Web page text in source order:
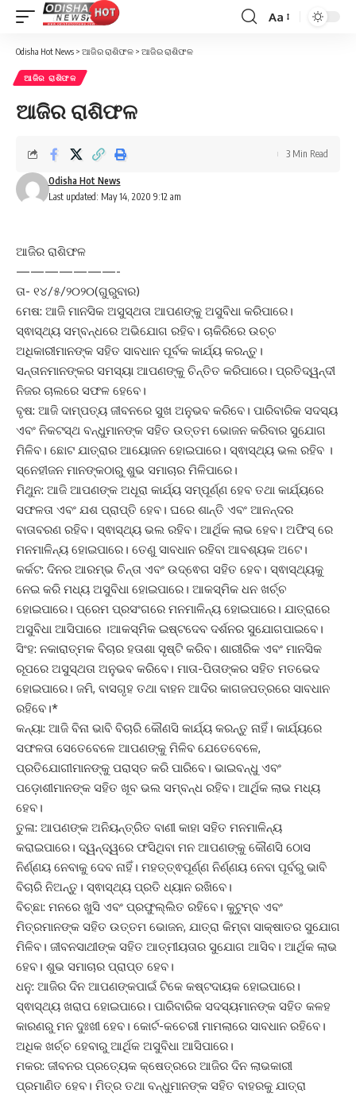
Font
Aa
Odisha Hot News > ଆଜିର ରାଶିଫଳ > ଆଜିର ରାଶିଫଳ
ଆଜିର ରାଶିଫଳ
ଆଜିର ରାଶିଫଳ
Last updated: May 14, 2020 9:12 am
Odisha Hot News
3 Min Read
ଆଜିର ରାଶିଫଳ
———————-
ତା- ୧୪/୫/୨୦୨୦(ଗୁରୁବାର)
ମେଷ: ଆଜି ମାନସିକ ଅସୁସ୍ଥତା ଆପଣଙ୍କୁ ଅସୁବିଧା କରିପାରେ।
ସ୍ଵାସ୍ଥ୍ୟ ସମ୍ବନ୍ଧରେ ଅଭିଯୋଗ ରହିବ। ଚାକିରିରେ ଉଚ୍ଚ
ଅଧିକାରୀମାନଙ୍କ ସହିତ ସାବଧାନ ପୂର୍ବକ କାର୍ଯ୍ୟ କରନ୍ତୁ।
ସନ୍ତାନମାନଙ୍କର ସମସ୍ୟା ଆପଣଙ୍କୁ ଚିନ୍ତିତ କରିପାରେ। ପ୍ରତିଦ୍ୱନ୍ଦୀ
ନିଜର ଚାଲରେ ସଫଳ ହେବେ।
ବୃଷ: ଆଜି ଦାମ୍ପତ୍ୟ ଜୀବନରେ ସୁଖ ଅନୁଭବ କରିବେ। ପାରିବାରିକ ସଦସ୍ୟ
ଏବଂ ନିକଟସ୍ଥ ବନ୍ଧୁମାନଙ୍କ ସହିତ ଉତ୍ତମ ଭୋଜନ କରିବାର ସୁଯୋଗ
ମିଳିବ। ଛୋଟ ଯାତ୍ରାର ଆୟୋଜନ ହୋଇପାରେ। ସ୍ଵାସ୍ଥ୍ୟ ଭଲ ରହିବ ।
ସ୍ନେହୀଜନ ମାନଙ୍କଠାରୁ ଶୁଭ ସମାଚାର ମିଳିପାରେ।
ମିଥୁନ: ଆଜି ଆପଣଙ୍କ ଅଧୂରା କାର୍ଯ୍ୟ ସମ୍ପୂର୍ଣ୍ଣ ହେବ ତଥା କାର୍ଯ୍ୟରେ
ସଫଳତା ଏବଂ ଯଶ ପ୍ରାପ୍ତି ହେବ। ଘରେ ଶାନ୍ତି ଏବଂ ଆନନ୍ଦର
ବାତାବରଣ ରହିବ। ସ୍ଵାସ୍ଥ୍ୟ ଭଲ ରହିବ। ଆର୍ଥିକ ଲାଭ ହେବ। ଅଫିସ୍ ରେ
ମନମାଳିନ୍ୟ ହୋଇପାରେ। ତେଣୁ ସାବଧାନ ରହିବା ଆବଶ୍ୟକ ଅଟେ।
କର୍କଟ: ଦିନର ଆରମ୍ଭ ଚିନ୍ତା ଏବଂ ଉଦ୍ଵେଗ ସହିତ ହେବ। ସ୍ଵାସ୍ଥ୍ୟକୁ
ନେଇ କରି ମଧ୍ୟ ଅସୁବିଧା ହୋଇପାରେ। ଆକସ୍ମିକ ଧନ ଖର୍ଚ୍ଚ
ହୋଇପାରେ। ପ୍ରେମ ପ୍ରସଂଗରେ ମନମାଳିନ୍ୟ ହୋଇପାରେ। ଯାତ୍ରାରେ
ଅସୁବିଧା ଆସିପାରେ ।ଆକସ୍ମିକ ଇଷ୍ଟଦେବ ଦର୍ଶନର ସୁଯୋଗପାଇବେ।
ସିଂହ: ନକାରାତ୍ମକ ବିଚାର ହତାଶା ସୃଷ୍ଟି କରିବ। ଶାରୀରିକ ଏବଂ ମାନସିକ
ରୂପରେ ଅସୁସ୍ଥତା ଅନୁଭବ କରିବେ। ମାତା-ପିତାଙ୍କର ସହିତ ମତଭେଦ
ହୋଇପାରେ। ଜମି, ବାସଗୃହ ତଥା ବାହନ ଆଦିର କାଗଜପତ୍ରରେ ସାବଧାନ
ରହିବେ।*
କନ୍ୟା: ଆଜି ବିନା ଭାବି ବିଚାରି କୌଣସି କାର୍ଯ୍ୟ କରନ୍ତୁ ନାହିଁ। କାର୍ଯ୍ୟରେ
ସଫଳତା ସେତେବେଳେ ଆପଣଙ୍କୁ ମିଳିବ ଯେତେବେଳେ,
ପ୍ରତିଯୋଗୀମାନଙ୍କୁ ପରାସ୍ତ କରି ପାରିବେ। ଭାଇବନ୍ଧୁ ଏବଂ
ପଡ଼ୋଶୀମାନଙ୍କ ସହିତ ଖୂବ ଭଲ ସମ୍ବନ୍ଧ ରହିବ। ଆର୍ଥିକ ଲାଭ ମଧ୍ୟ
ହେବ।
ତୁଳା: ଆପଣଙ୍କ ଅନିୟନ୍ତ୍ରିତ ବାଣୀ କାହା ସହିତ ମନମାଳିନ୍ୟ
କରାଇପାରେ। ଦ୍ୱନ୍ଦ୍ୱରେ ଫସିଥିବା ମନ ଆପଣଙ୍କୁ କୌଣସି ଠୋସ
ନିର୍ଣ୍ଣୟ ନେବାକୁ ଦେବ ନାହିଁ। ମହତ୍ତ୍ଵପୂର୍ଣ୍ଣ ନିର୍ଣ୍ଣୟ ନେବା ପୂର୍ବରୁ ଭାବି
ବିଚାରି ନିଅନ୍ତୁ। ସ୍ଵାସ୍ଥ୍ୟ ପ୍ରତି ଧ୍ୟାନ ରଖିବେ।
ବିଚ୍ଛା: ମନରେ ଖୁସି ଏବଂ ପ୍ରଫୁଲ୍ଲିତ ରହିବେ। କୁଟୁମ୍ବ ଏବଂ
ମିତ୍ରମାନଙ୍କ ସହିତ ଉତ୍ତମ ଭୋଜନ, ଯାତ୍ରା କିମ୍ବା ସାକ୍ଷାତର ସୁଯୋଗ
ମିଳିବ। ଜୀବନସାଥୀଙ୍କ ସହିତ ଆତ୍ମୀୟତାର ସୁଯୋଗ ଆସିବ। ଆର୍ଥିକ ଲାଭ
ହେବ। ଶୁଭ ସମାଚାର ପ୍ରାପ୍ତ ହେବ।
ଧନୁ: ଆଜିର ଦିନ ଆପଣଙ୍କପାଇଁ ଟିକେ କଷ୍ଟଦାୟକ ହୋଇପାରେ।
ସ୍ଵାସ୍ଥ୍ୟ ଖରାପ ହୋଇପାରେ। ପାରିବାରିକ ସଦସ୍ୟମାନଙ୍କ ସହିତ କଳହ
କାରଣରୁ ମନ ଦୁଃଖୀ ହେବ। କୋର୍ଟ-କଚେରୀ ମାମଲାରେ ସାବଧାନ ରହିବେ।
ଅଧିକ ଖର୍ଚ୍ଚ ହେବାରୁ ଆର୍ଥିକ ଅସୁବିଧା ଆସିପାରେ।
ମକର: ଜୀବନର ପ୍ରତ୍ୟେକ କ୍ଷେତ୍ରରେ ଆଜିର ଦିନ ଲାଭକାରୀ
ପ୍ରମାଣିତ ହେବ। ମିତ୍ର ତଥା ବନ୍ଧୁମାନଙ୍କ ସହିତ ବାହରକୁ ଯାତ୍ରା